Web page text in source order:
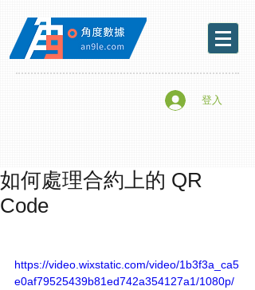
登入
如何處理合約上的 QR
Code
https://video.wixstatic.com/video/1b3f3a_ca5
e0af79525439b81ed742a354127a1/1080p/